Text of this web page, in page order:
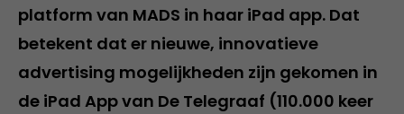
platform van MADS in haar iPad app. Dat
betekent dat er nieuwe, innovatieve
advertising mogelijkheden zijn gekomen in
de iPad App van De Telegraaf (110.000 keer